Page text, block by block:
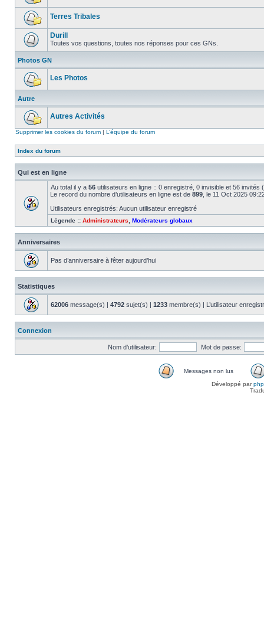
Terres Tribales
Durill
Toutes vos questions, toutes nos réponses pour ces GNs.
Photos GN
Les Photos
Autre
Autres Activités
Supprimer les cookies du forum | L’équipe du forum
Index du forum
Qui est en ligne
Au total il y a 56 utilisateurs en ligne :: 0 enregistré, 0 invisible et 56 invités
Le record du nombre d’utilisateurs en ligne est de 899 , le 11 Oct 2025
Utilisateurs enregistrés: Aucun utilisateur enregistré
Légende :: Administrateurs Modérateurs globaux
Anniversaires
Pas d’anniversaire à fêter aujourd’hui
Statistiques
62006 message(s) | 4792 sujet(s) | 1233 membre(s) | L’utilisateur
Connexion
Nom d’utilisateur: Mot de passe:
Messages non lus
Développé par